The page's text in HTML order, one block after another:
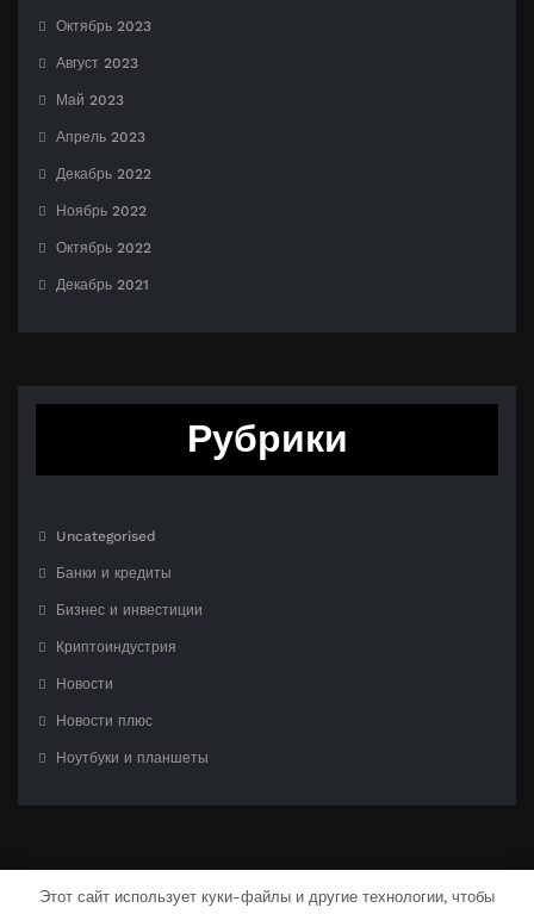
Октябрь 2023
Август 2023
Май 2023
Апрель 2023
Декабрь 2022
Ноябрь 2022
Октябрь 2022
Декабрь 2021
Рубрики
Uncategorised
Банки и кредиты
Бизнес и инвестиции
Криптоиндустрия
Новости
Новости плюс
Ноутбуки и планшеты
Этот сайт использует куки-файлы и другие технологии, чтобы